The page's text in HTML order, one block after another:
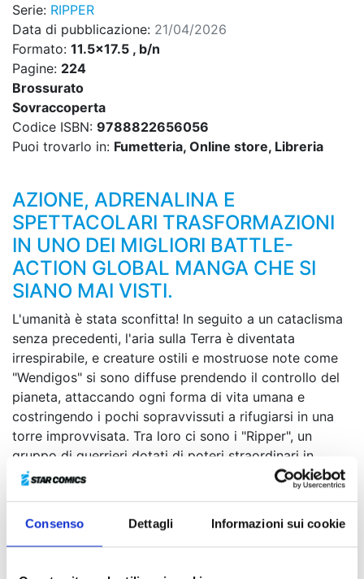
Consenso Dettagli Informazioni sui cookie
Serie: RIPPER
Data di pubblicazione: 21/04/2026
Formato: 11.5x17.5 , b/n
Pagine: 224
Brossurato
Sovraccoperta
Codice ISBN: 9788822656056
Puoi trovarlo in: Fumetteria, Online store, Libreria
AZIONE, ADRENALINA E
SPETTACOLARI TRASFORMAZIONI
IN UNO DEI MIGLIORI BATTLE-
ACTION GLOBAL MANGA CHE SI
SIANO MAI VISTI.
L'umanità è stata sconfitta! In seguito a un cataclisma
senza precedenti, l'aria sulla Terra è diventata
irrespirabile, e creature ostili e mostruose note come
"Wendigos" si sono diffuse prendendo il controllo del
pianeta, attaccando ogni forma di vita umana e
costringendo i pochi sopravvissuti a rifugiarsi in una
torre improvvisata. Tra loro ci sono i "Ripper", un
gruppo di guerrieri dotati di poteri straordinari in
grado di fronteggiare i Wendigos. Durante una
missione di ricognizione, una unità di Ripper si imbatte
forza sovrumana che sembra essersi adattato al nuovo
strana maschera dalla provenienza misteriosa…